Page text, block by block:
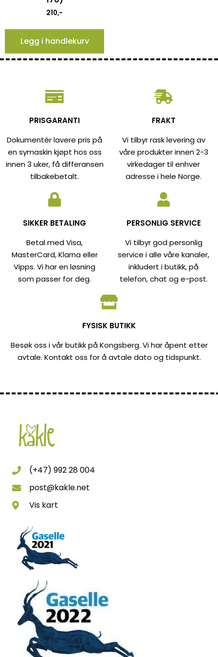
210,-
Legg i handlekurv
PRISGARANTI
Dokumentér lavere pris på
en symaskin kjøpt hos oss
innen 3 uker, få differansen
tilbakebetalt.
FRAKT
Vi tilbyr rask levering av
våre produkter innen 2-3
virkedager til enhver
adresse i hele Norge.
SIKKER BETALING
Betal med Visa,
MasterCard, Klarna eller
Vipps. Vi har en løsning
som passer for deg.
PERSONLIG SERVICE
Vi tilbyr god personlig
service i alle våre kanaler,
inkludert i butikk, på
telefon, chat og e-post.
FYSISK BUTIKK
Besøk oss i vår butikk på Kongsberg. Vi har åpent etter
avtale. Kontakt oss for å avtale dato og tidspunkt.
(+47) 992 28 004
post@kakle.net
Vis kart